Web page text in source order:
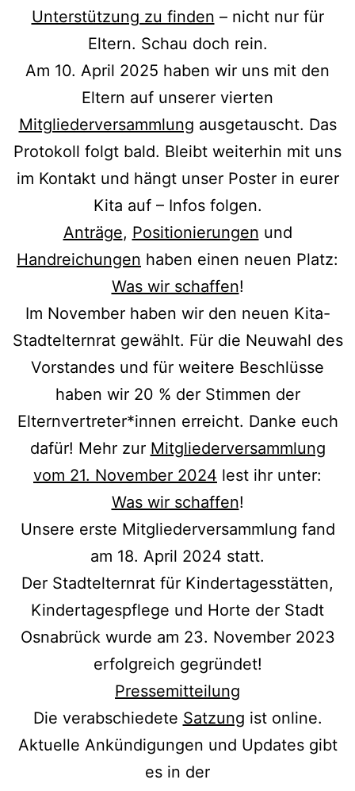
Unterstützung zu finden – nicht nur für
Eltern. Schau doch rein.
Am 10. April 2025 haben wir uns mit den
Eltern auf unserer vierten
Mitgliederversammlung ausgetauscht. Das
Protokoll folgt bald. Bleibt weiterhin mit uns
im Kontakt und hängt unser Poster in eurer
Kita auf – Infos folgen.
Anträge, Positionierungen und
Handreichungen haben einen neuen Platz:
Was wir schaffen!
Im November haben wir den neuen Kita-
Stadtelternrat gewählt. Für die Neuwahl des
Vorstandes und für weitere Beschlüsse
haben wir 20 % der Stimmen der
Elternvertreter*innen erreicht. Danke euch
dafür! Mehr zur Mitgliederversammlung
vom 21. November 2024 lest ihr unter:
Was wir schaffen!
Unsere erste Mitgliederversammlung fand
am 18. April 2024 statt.
Der Stadtelternrat für Kindertagesstätten,
Kindertagespflege und Horte der Stadt
Osnabrück wurde am 23. November 2023
erfolgreich gegründet!
Pressemitteilung
Die verabschiedete Satzung ist online.
Aktuelle Ankündigungen und Updates gibt
es in der